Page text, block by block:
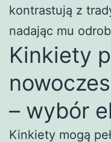
kontrastują z
nadając mu
Kinkiety
– wybór
Kinkiety mogą